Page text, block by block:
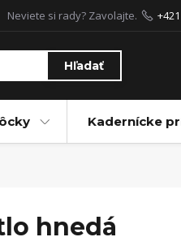
Hľadať
Neviete si rady? Zavolajte.
Kadernícke
hnedá